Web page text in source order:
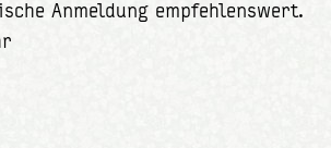
Anmeldung empfehlenswert.